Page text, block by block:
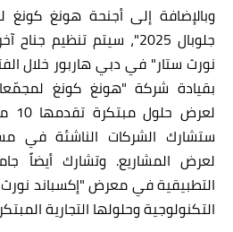
وبالإضافة إلى أجنحة هونغ
جلوبال 2025"، سيتم تنظيم جناح آخر ضمن معرض
نورث ستار"
بقيادة شركة "هونغ كونغ
ستشارك الشركات الناشئة في
لعرض المشاريع. وتشارك أيضاً
التطبيقيةفي معرض"إكسباند
التكنولوجية وحلولها التجارية